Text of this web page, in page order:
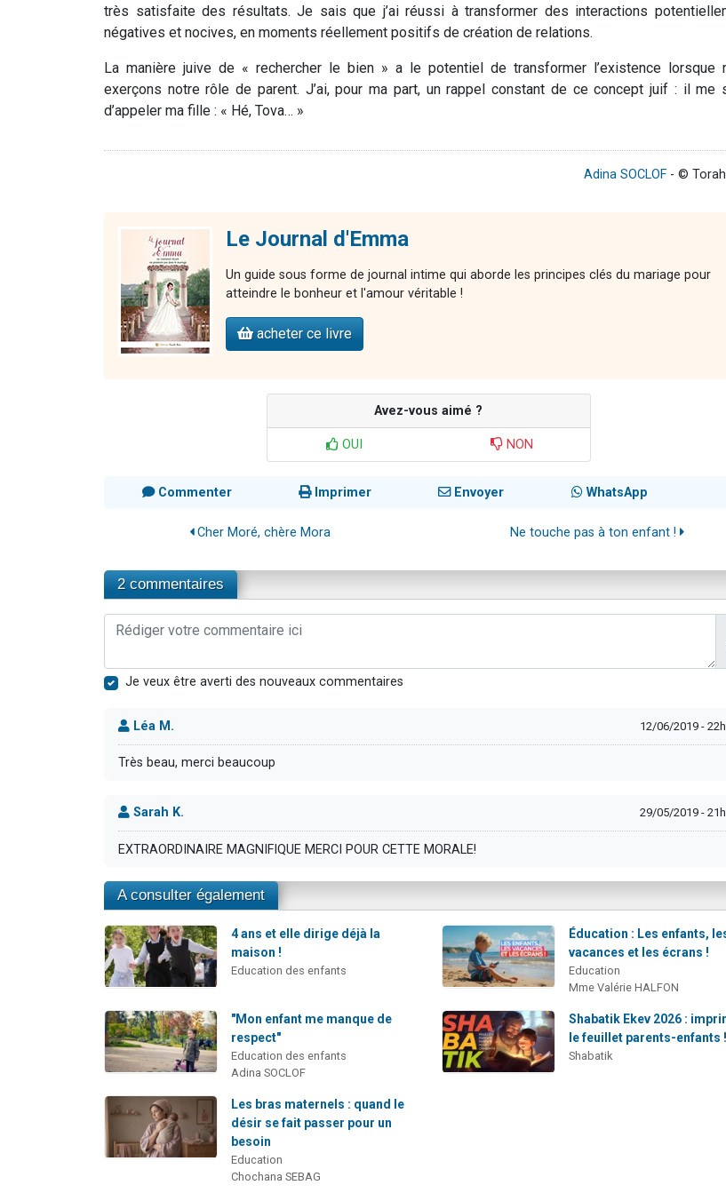
très satisfaite des résultats. Je sais que j’ai réussi à transformer des interactions
négatives et nocives, en moments réellement positifs de création de relations.
La manière juive de « rechercher le bien » a le potentiel de transformer l’existence lorsque
exerçons notre rôle de parent. J’ai, pour ma part, un rappel constant de ce concept juif : il me
d’appeler ma fille : « Hé, Tova… »
Adina SOCLOF - ©
Le Journal d'Emma
Un guide sous forme de journal intime qui aborde les principes clés du mariage pour
atteindre le bonheur et l'amour véritable !
acheter ce livre
Avez-vous aimé ?
OUI NON
Commenter Imprimer Envoyer WhatsApp
Cher Moré, chère Mora Ne touche pas à ton enfant !
2 commentaires
Je veux être averti des nouveaux commentaires
Léa M. 12/06/2019 -
Très beau, merci beaucoup
Sarah K. 29/05/2019 -
EXTRAORDINAIRE MAGNIFIQUE MERCI POUR CETTE MORALE!
A consulter également
4 ans et elle dirige déjà la
maison !
Education des enfants
Éducation : Les enfants,
vacances et les écrans !
Education
Mme Valérie HALFON
"Mon enfant me manque de
respect"
Education des enfants
Adina SOCLOF
Shabatik Ekev 2026 :
le feuillet parents-enfants !
Shabatik
Les bras maternels : quand le
désir se fait passer pour un
besoin
Education
Chochana SEBAG